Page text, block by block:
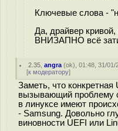
Ключевые слова -
Да, драйвер кривой,
ВНИЗАПНО всё
2.35 ,angra (ok), 01:48, 31/01/
[к модератору]
Заметь, что
вызывающий проблему
в линуксе имеют
- Samsung. Довольно
виновности UEFI или